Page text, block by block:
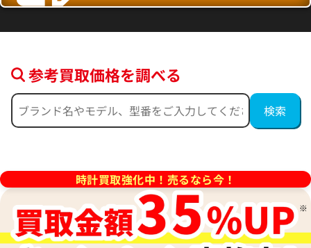
WG 電池式 ホワイト
9日時点の参考買取価格です
ロンジン 15 SS 手巻式 ブラッ
※2022年10月27日時点の参考
す
参考買取価格を調べる
時計買取強化中！売るなら今！